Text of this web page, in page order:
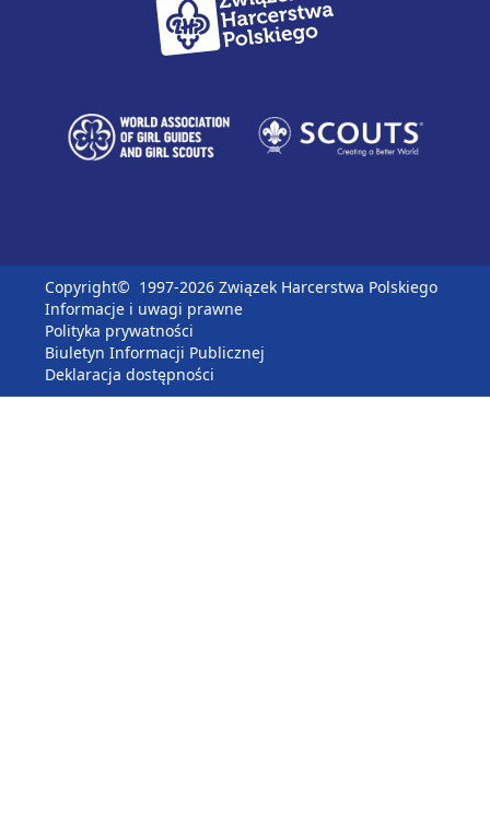
Copyright© 1997-2026 Związek Harcerstwa Polskiego
Informacje i uwagi prawne
Polityka prywatności
Biuletyn Informacji Publicznej
Deklaracja dostępności